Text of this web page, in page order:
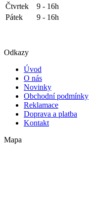
Čtvrtek
9 - 16h
Pátek
9 - 16h
Odkazy
Úvod
O nás
Novinky
Obchodní podmínky
Reklamace
Doprava a platba
Kontakt
Mapa